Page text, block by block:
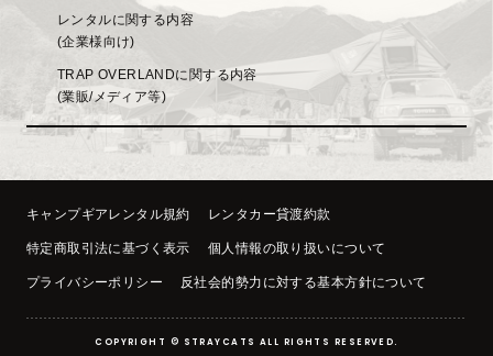
レンタルに関する内容
(企業様向け)
TRAP OVERLANDに関する内容
(業販/メディア等)
キャンプギアレンタル規約 レンタカー貸渡約款
特定商取引法に基づく表示 個人情報の取り扱いについて
プライバシーポリシー 反社会的勢力に対する基本方針について
COPYRIGHT © STRAYCATS ALL RIGHTS RESERVED.